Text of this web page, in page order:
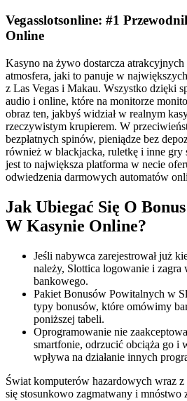
Vegasslotsonline: #1
Online
Kasyno na żywo dostarcza
atmosfera, jaki to panuje w
z Las Vegas i Makau. Wszystko dzięki
audio i online, które na monitorze
obraz ten, jakbyś widział w realnym
rzeczywistym krupierem. W
bezpłatnych spinów, pieniądze bez
również w blackjacka, ruletkę i inne gry
jest to największa platforma w necie
odwiedzenia darmowych automatów
Jak Ubiegać Się O
W Kasynie Online?
Jeśli nabywca zarejestrował już
należy, Slottica logowanie i zagra
bankowego.
Pakiet Bonusów Powitalnych w
typy bonusów, które omówimy
poniższej tabeli.
Oprogramowanie nie
smartfonie, odrzucić obciąża go i
wpływa na działanie innych
Świat komputerów hazardowych wraz
się stosunkowo zagmatwany i mnóstwo